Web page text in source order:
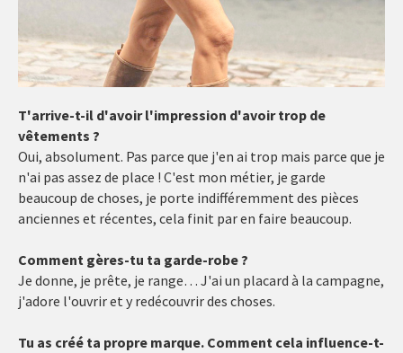
T'arrive-t-il d'avoir l'impression d'avoir trop de
vêtements ?
Oui, absolument. Pas parce que j'en ai trop mais parce que je
n'ai pas assez de place ! C'est mon métier, je garde
beaucoup de choses, je porte indifféremment des pièces
anciennes et récentes, cela finit par en faire beaucoup.
Comment gères-tu ta garde-robe ?
Je donne, je prête, je range… J'ai un placard à la campagne,
j'adore l'ouvrir et y redécouvrir des choses.
Tu as créé ta propre marque. Comment cela influence-t-